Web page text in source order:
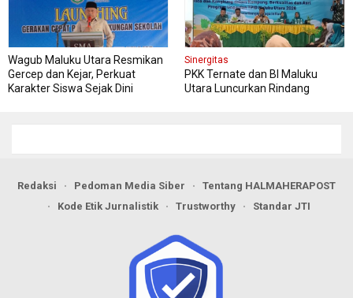
Wagub Maluku Utara Resmikan
Gercep dan Kejar, Perkuat
Karakter Siswa Sejak Dini
Sinergitas
PKK Ternate dan BI Maluku
Utara Luncurkan Rindang
Redaksi Pedoman Media Siber
Tentang HALMAHERAPOST
Kode Etik Jurnalistik
Trustworthy Standar JTI